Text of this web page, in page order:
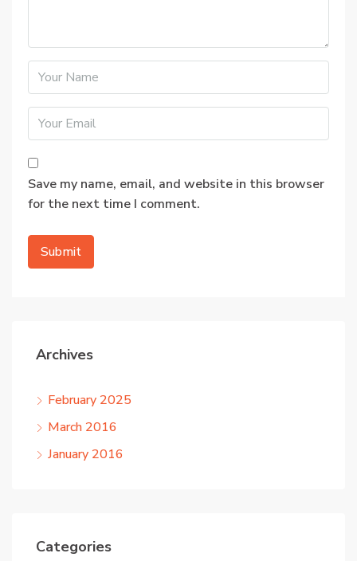
Save my name, email, and website in this browser
for the next time I comment.
Archives
February 2025
March 2016
January 2016
Categories